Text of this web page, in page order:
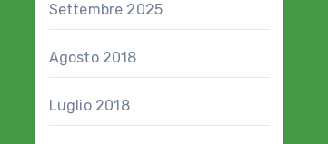
Settembre 2025
Agosto 2018
Luglio 2018